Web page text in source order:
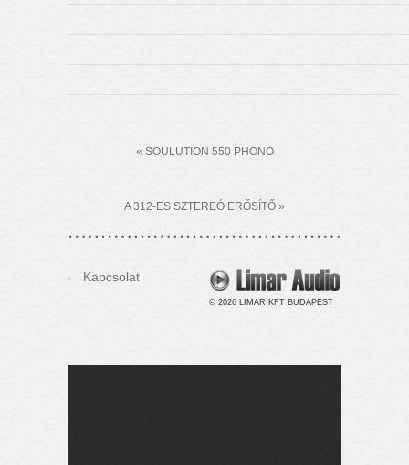
« SOULUTION 550 PHONO
A 312-ES SZTEREÓ ERŐSÍTŐ »
© 2026 LIMAR KFT BUDAPEST
Kapcsolat